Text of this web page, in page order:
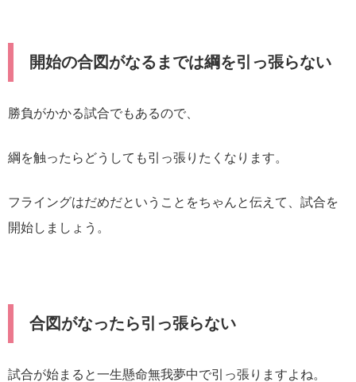
開始の合図がなるまでは綱を引っ張らない
勝負がかかる試合でもあるので、
綱を触ったらどうしても引っ張りたくなります。
フライングはだめだということをちゃんと伝えて、試合を
開始しましょう。
合図がなったら引っ張らない
試合が始まると一生懸命無我夢中で引っ張りますよね。